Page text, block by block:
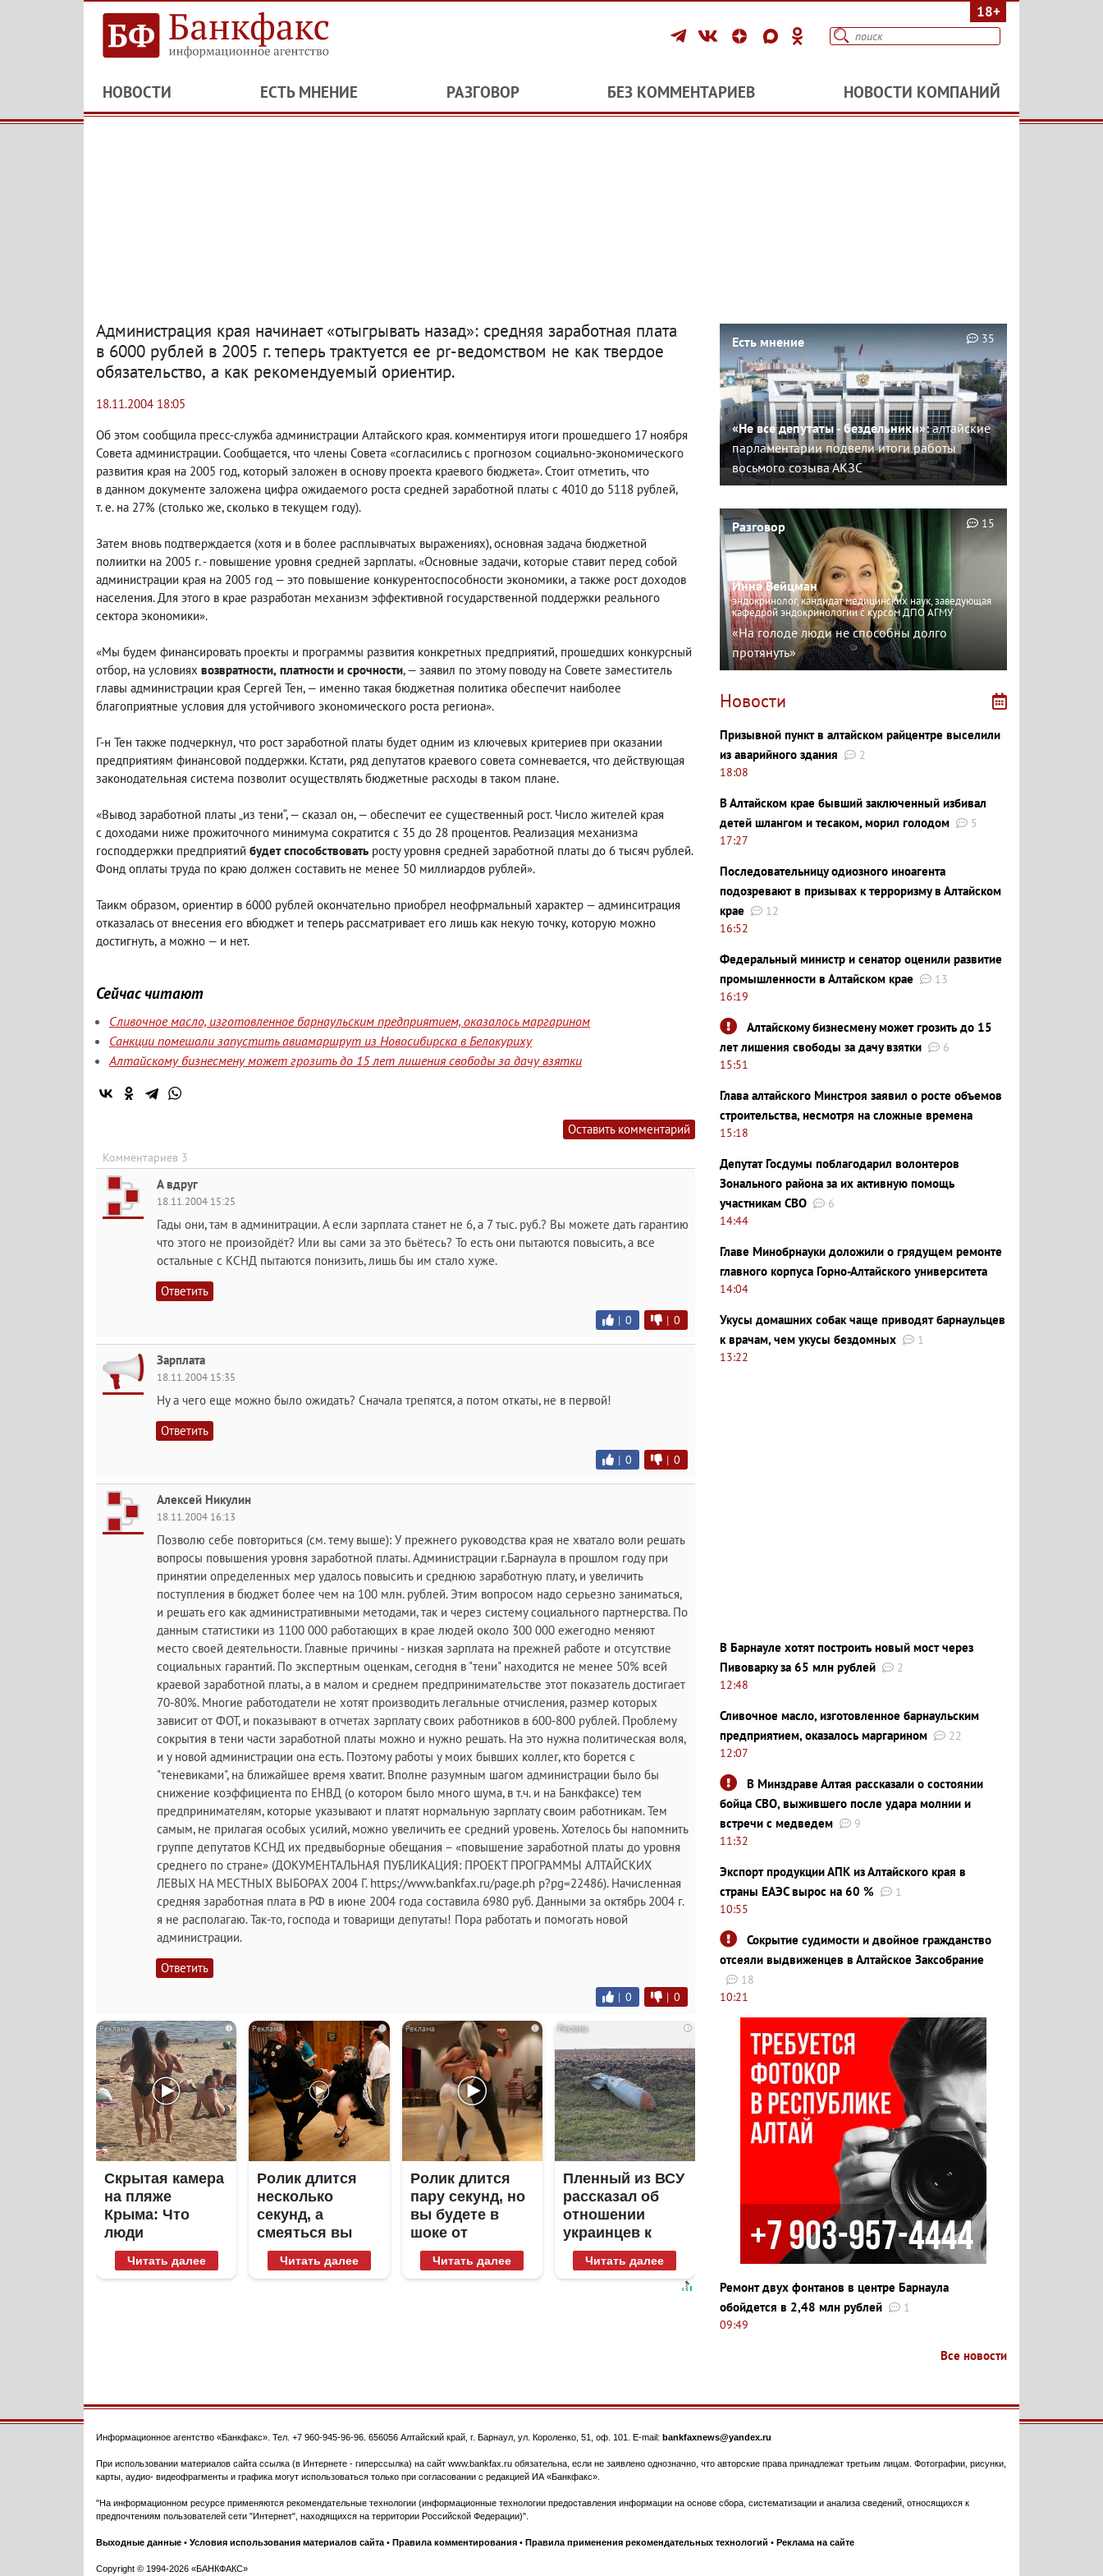
18+
НОВОСТИ ЕСТЬ МНЕНИЕ РАЗГОВОР БЕЗ КОММЕНТАРИЕВ НОВОСТИ КОМПАНИЙ
Администрация края начинает «отыгрывать назад»: средняя заработная плата
в 6000 рублей в 2005 г. теперь трактуется ее pr-ведомством не как твердое
обязательство, а как рекомендуемый ориентир.
18.11.2004 18:05
Об этом сообщила пресс-служба администрации Алтайского края. комментируя итоги прошедшего 17 ноября
Совета администрации. Сообщается, что члены Совета «согласились с прогнозом социально-экономического
развития края на 2005 год, который заложен в основу проекта краевого бюджета». Стоит отметить, что
в данном документе заложена цифра ожидаемого роста средней заработной платы с 4010 до 5118 рублей,
т. е.на 27% (столько же, сколько в текущем году).
Затем вновь подтверждается (хотя и в более расплывчатых выражениях), основная задача бюджетной
полиитки на 2005 г. - повышение уровня средней зарплаты. «Основные задачи, которые ставит перед собой
администрации края на 2005 год — это повышение конкурентоспособности экономики, а также рост доходов
населения. Для этого в крае разработан механизм эффективной государственной поддержки реального
сектора экономики».
«Мы будем финансировать проекты и программы развития конкретных предприятий, прошедших конкурсный
отбор, на условиях возвратности, платности и срочности, — заявил по этому поводу на Совете заместитель
главы администрации края Сергей Тен, — именно такая бюджетная политика обеспечит наиболее
благоприятные условия для устойчивого экономического роста региона».
Г-н Тен также подчеркнул, что рост заработной платы будет одним из ключевых критериев при оказании
предприятиям финансовой поддержки. Кстати, ряд депутатов краевого совета сомневается, что действующая
законодательная система позволит осуществлять бюджетные расходы в таком плане.
«Вывод заработной платы „из тени“, — сказал он, — обеспечит ее существенный рост. Число жителей края
с доходами ниже прожиточного минимума сократится с 35 до 28 процентов. Реализация механизма
господдержки предприятий будет способствовать росту уровня средней заработной платы до 6 тысяч рублей.
Фонд оплаты труда по краю должен составить не менее 50 миллиардов рублей».
Таикм образом, ориентир в 6000 рублей окончательно приобрел неофрмальный характер — админситрация
отказалась от внесения его вбюджет и теперь рассматривает его лишь как некую точку, которую можно
достигнуть, а можно — и нет.
Сейчас читают
Сливочное масло, изготовленное барнаульским предприятием, оказалось маргарином
Санкции помешали запустить авиамаршрут из Новосибирска в Белокуриху
Алтайскому бизнесмену может грозить до 15 лет лишения свободы за дачу взятки
Оставить комментарий
Комментариев 3
А вдруг
18.11.2004 15:25
Гады они, там в админитрации. А если зарплата станет не 6, а 7 тыс. руб.? Вы можете дать гарантию
что этого не произойдёт? Или вы сами за это бьётесь? То есть они пытаются повысить, а все
остальные с КСНД пытаются понизить, лишь бы им стало хуже.
Ответить
| 0 | 0
Зарплата
18.11.2004 15:35
Ну а чего еще можно было ожидать? Сначала трепятся, а потом откаты, не в первой!
Ответить
| 0 | 0
Алексей Никулин
18.11.2004 16:13
Позволю себе повториться (см. тему выше): У прежнего руководства края не хватало воли решать
вопросы повышения уровня заработной платы. Администрации г.Барнаула в прошлом году при
принятии определенных мер удалось повысить и среднюю заработную плату, и увеличить
поступления в бюджет более чем на 100 млн. рублей. Этим вопросом надо серьезно заниматься,
и решать его как административными методами, так и через систему социального партнерства. По
данным статистики из 1100 000 работающих в крае людей около 300 000 ежегодно меняют
место своей деятельности. Главные причины - низкая зарплата на прежней работе и отсутствие
социальных гарантий. По экспертным оценкам, сегодня в "тени" находится не менее 50% всей
краевой заработной платы, а в малом и среднем предпринимательстве этот показатель достигает
70-80%. Многие работодатели не хотят производить легальные отчисления, размер которых
зависит от ФОТ, и показывают в отчетах зарплату своих работников в 600-800 рублей. Проблему
сокрытия в тени части заработной платы можно и нужно решать. На это нужна политическая воля,
и у новой администрации она есть. Поэтому работы у моих бывших коллег, кто борется с
"теневиками", на ближайшее время хватит. Вполне разумным шагом администрации было бы
снижение коэффициента по ЕНВД (о котором было много шума, в т.ч. и на Банкфаксе) тем
предпринимателям, которые указывают и платят нормальную зарплату своим работникам. Тем
самым, не прилагая особых усилий, можно увеличить ее средний уровень. Хотелось бы напомнить
группе депутатов КСНД их предвыборные обещания – «повышение заработной платы до уровня
среднего по стране» (ДОКУМЕНТАЛЬНАЯ ПУБЛИКАЦИЯ: ПРОЕКТ ПРОГРАММЫ АЛТАЙСКИХ
ЛЕВЫХ НА МЕСТНЫХ ВЫБОРАХ 2004 Г. https://www.bankfax.ru/page.ph p?pg=22486). Начисленная
средняя заработная плата в РФ в июне 2004 года составила 6980 руб. Данными за октябрь 2004 г.
я не располагаю. Так-то, господа и товарищи депутаты! Пора работать и помогать новой
администрации.
Ответить
| 0 | 0
i
Скрытая камера
на пляже
Крыма: Что
люди
вытворяют,
когда их не
Читать далее
i
Ролик длится
несколько
секунд, а
смеяться вы
будете долго
Читать далее
i
Ролик длится
пару секунд, но
вы будете в
шоке от
увиденного
Читать далее
i
Пленный из ВСУ
рассказал об
отношении
украинцев к
Донецку и
Луганску
Читать далее
Есть мнение
«Не все депутаты - бездельники»:алтайские
парламентарии подвели итоги работы
восьмого созыва АКЗС
35
Разговор
Инна Вейцман
эндокринолог, кандидат медицинских наук, заведующая
кафедрой эндокринологии с курсом ДПО АГМУ
«На голоде люди не способны долго
протянуть»
15
Новости
Призывной пункт в алтайском райцентре выселили
из аварийного здания
2
18:08
В Алтайском крае бывший заключенный избивал
детей шлангом и тесаком, морил голодом
5
17:27
Последовательницу одиозного иноагента
подозревают в призывах к терроризму в Алтайском
крае
12
16:52
Федеральный министр и сенатор оценили развитие
промышленности в Алтайском крае
13
16:19
Алтайскому бизнесмену может грозить до 15
лет лишения свободы за дачу взятки
6
15:51
Глава алтайского Минстроя заявил о росте объемов
строительства, несмотря на сложные времена
15:18
Депутат Госдумы поблагодарил волонтеров
Зонального района за их активную помощь
участникам СВО
6
14:44
Главе Минобрнауки доложили о грядущем ремонте
главного корпуса Горно-Алтайского университета
14:04
Укусы домашних собак чаще приводят барнаульцев
к врачам, чем укусы бездомных
1
13:22
В Барнауле хотят построить новый мост через
Пивоварку за 65 млн рублей
2
12:48
Сливочное масло, изготовленное барнаульским
предприятием, оказалось маргарином
22
12:07
В Минздраве Алтая рассказали о состоянии
бойца СВО, выжившего после удара молнии и
встречи с медведем
9
11:32
Экспорт продукции АПК из Алтайского края в
страны ЕАЭС вырос на 60 %
1
10:55
Сокрытие судимости и двойное гражданство
отсеяли выдвиженцев в Алтайское Заксобрание
18
10:21
Ремонт двух фонтанов в центре Барнаула
обойдется в 2,48 млн рублей
1
09:49
Все новости
Информационное агентство «Банкфакс» . Тел. +7 960-945-96-96 656056 Алтайский край, г. Барнаул ул. Короленко, 51, оф. 101 . E-mail: bankfaxnews@yandex.ru
При использовании материалов сайта ссылка (в Интернете - гиперссылка) на сайт www.bankfax.ru обязательна, если не заявлено однозначно, что авторские права принадлежат третьим лицам. Фотографии, рисунки,
карты, аудио- видеофрагменты и графика могут использоваться только при согласовании с редакцией ИА «Банкфакс».
"На информационном ресурсе применяются рекомендательные технологии (информационные технологии предоставления информации на основе сбора, систематизации и анализа сведений, относящихся к
предпочтениям пользователей сети "Интернет", находящихся на территории Российской Федерации)".
Выходные данные • Условия использования материалов сайта • Правила комментирования • Правила применения рекомендательных технологий • Реклама на сайте
Copyright © 1994-2026 «БАНКФАКС»